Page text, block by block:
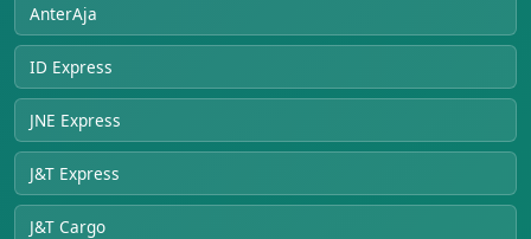
AnterAja
ID Express
JNE Express
J&T Express
J&T Cargo